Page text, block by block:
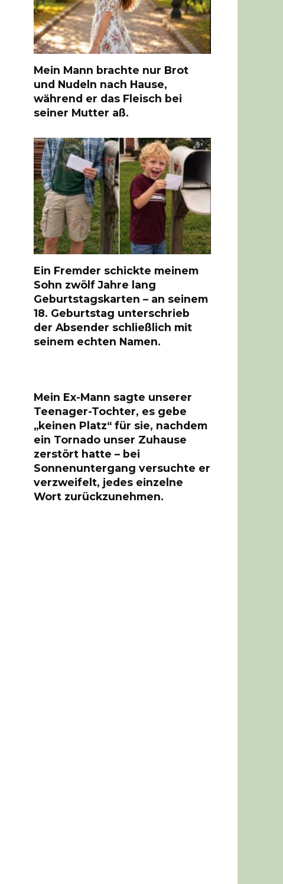
Mein Mann brachte nur Brot
und Nudeln nach Hause,
während er das Fleisch bei
seiner Mutter aß.
Ein Fremder schickte meinem
Sohn zwölf Jahre lang
Geburtstagskarten – an seinem
18. Geburtstag unterschrieb
der Absender schließlich mit
seinem echten Namen.
Mein Ex-Mann sagte unserer
Teenager-Tochter, es gebe
„keinen Platz“ für sie, nachdem
ein Tornado unser Zuhause
zerstört hatte – bei
Sonnenuntergang versuchte er
verzweifelt, jedes einzelne
Wort zurückzunehmen.